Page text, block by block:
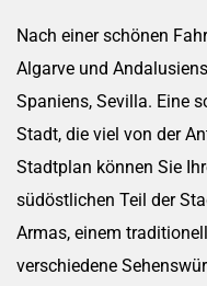
Nach einer schönen
Algarve und
Spaniens, Sevilla. Eine
Stadt, die viel von der
Stadtplan können Sie
südöstlichen Teil der
Armas, einem
verschiedene